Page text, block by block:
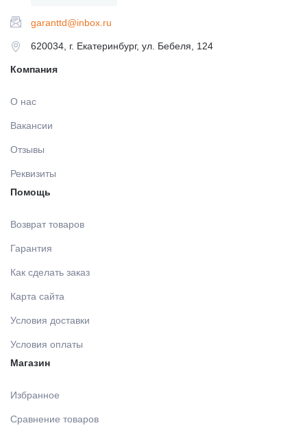
ПРОВОЛОКА, ГИЛЬЗЫ, ШИНЫ, КЛАММЕРА (без
срока)
МАТЕРИАЛЫ ДЛЯ ЛЕЧЕНИЯ СЛИЗИСТОЙ
РЕНТГЕНОВСКИЕ МАТЕРИАЛЫ
АППЛИКАТОРЫ /без срока/
ШОВНЫЙ МАТЕРИАЛ
garanttd@inbox.ru
620034, г. Екатеринбург, ул. Бебеля, 124
Компания
О нас
Вакансии
Отзывы
Реквизиты
Помощь
Возврат товаров
Гарантия
Как сделать заказ
Карта сайта
Условия доставки
Условия оплаты
Магазин
Избранное
Сравнение товаров